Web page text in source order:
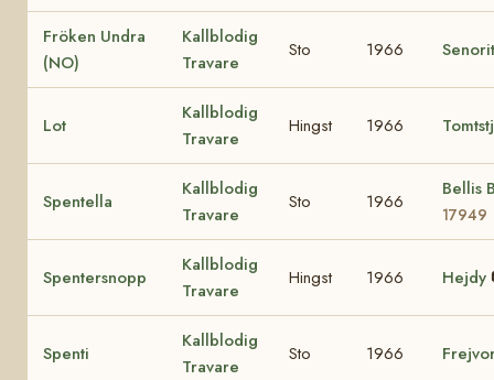
Fröken Undra
(NO)
Kallblodig
Travare
Sto 1966
Lot
Kallblodig
Travare
Hingst 1966
Spentella
Kallblodig
Travare
Sto 1966
Bellis
17949
Spentersnopp
Kallblodig
Travare
Hingst 1966 Hejdy
Spenti
Kallblodig
Travare
Sto 1966